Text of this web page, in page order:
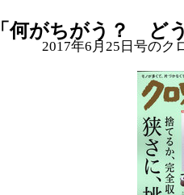
「何がちがう？ ど
2017年6月25日号のク